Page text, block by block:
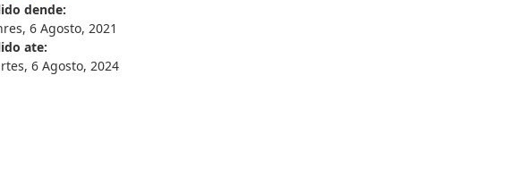
dende:
6 Agosto, 2021
ate:
6 Agosto, 2024